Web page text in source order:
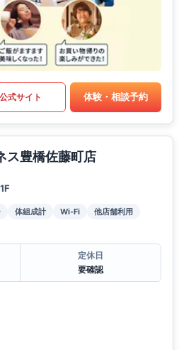
公式サイト 体験・相談予約
ス豊橋佐藤町店
体組成計 Wi-Fi
他店舗利用
定休日
要確認